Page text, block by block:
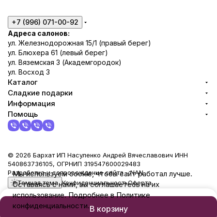
В корзину
+7 (996) 071-00-92
Адреса салонов:
ул. Железнодорожная 15/1 (правый берег)
ул. Блюхера 61 (левый берег)
ул. Вяземская 3 (Академгородок)
ул. Восход 3
Каталог
Сладкие подарки
Информация
Помощь
© 2026 Бархат ИП Насуленко Андрей Вячеславович ИНН
540863736105, ОГРНИП 319547600029483
Разработка и сопровождение сайта -NAN
Темная тема КонфиденциальностьОферта
Мы используем cookie, чтобы сайт работал лучше.
Оставаясь с нами, вы соглашаетесь на их
использование. Подробнее в Политике
конфиденциальности.